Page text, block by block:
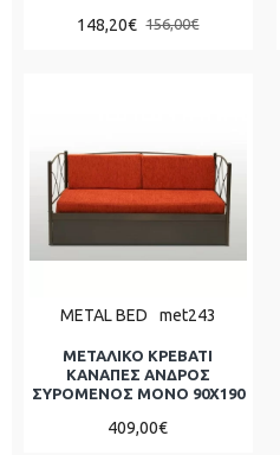
148,20€ 156,00€
METAL BED met243
ΜΕΤΑΛΙΚΟ ΚΡΕΒΑΤΙ
ΚΑΝΑΠΕΣ ΑΝΔΡΟΣ
ΣΥΡΟΜΕΝΟΣ ΜΟΝΌ 90Χ190
409,00€